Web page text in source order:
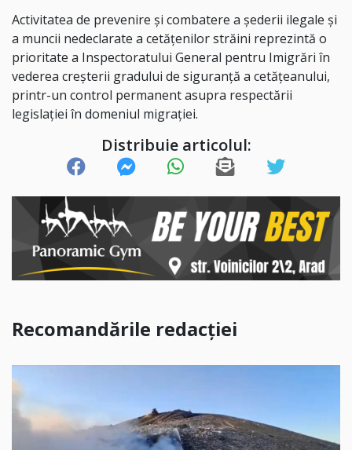
Activitatea de prevenire și combatere a șederii ilegale şi
a muncii nedeclarate a cetățenilor străini reprezintă o
prioritate a Inspectoratului General pentru Imigrări în
vederea creșterii gradului de siguranță a cetățeanului,
printr-un control permanent asupra respectării
legislației în domeniul migrației.
Distribuie articolul:
Recomandările redacției